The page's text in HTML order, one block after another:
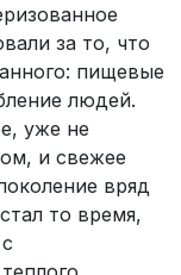
за то, что
пищевые
людей.
уже не
и свежее
вряд
то время,